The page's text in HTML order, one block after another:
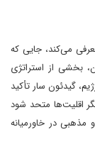
می‌کند، جایی که
بخشی از استراتژی
گیدئون سار تأکید
اقلیت‌ها متحد شود
مذهبی در خاورمیانه